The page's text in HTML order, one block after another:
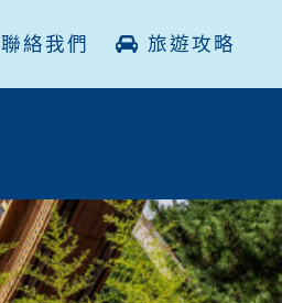
聯絡我們 旅遊攻略